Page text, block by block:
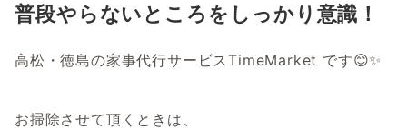
普段やらないところをしっかり意識！
高松・徳島の家事代行サービスTimeMarket です😊✨
お掃除させて頂くときは、